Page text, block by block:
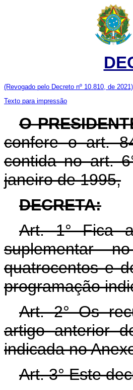
(Revogado pelo Decreto nº 10.810, de 2021)
Texto para impressão
O
confere o art.
contida no art.
janeiro de 1995,
DECRETA:
Art. 1° Fica
suplementar
quatrocentos e
programação
Art. 2° Os
artigo anterior
indicada no
Art. 3° Este